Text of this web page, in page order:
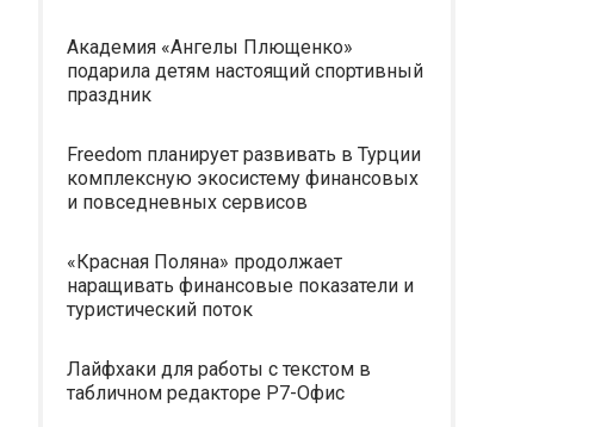
Академия «Ангелы Плющенко»
подарила детям настоящий спортивный
праздник
Freedom планирует развивать в Турции
комплексную экосистему финансовых
и повседневных сервисов
«Красная Поляна» продолжает
наращивать финансовые показатели и
туристический поток
Лайфхаки для работы с текстом в
табличном редакторе Р7-Офис